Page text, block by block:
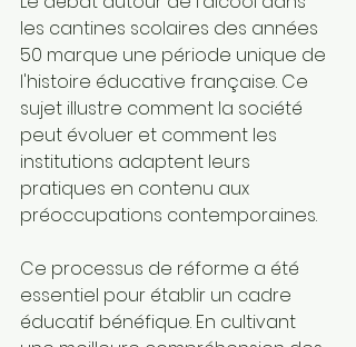
les cantines scolaires des années
50 marque une période unique de
l'histoire éducative française. Ce
sujet illustre comment la société
peut évoluer et comment les
institutions adaptent leurs
pratiques en contenu aux
préoccupations contemporaines.
Ce processus de réforme a été
essentiel pour établir un cadre
éducatif bénéfique. En cultivant